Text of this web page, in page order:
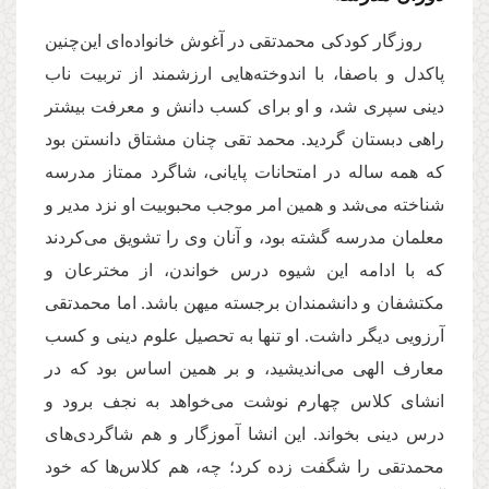
روزگار كودكى محمدتقى در آغوش خانواده‌اى این‌چنین
پاكدل و باصفا، با اندوخته‌هایى ارزشمند از تربیت ناب
دینى سپرى شد، و او براى كسب دانش و معرفت بیشتر
راهى دبستان گردید. محمد تقى چنان مشتاق دانستن بود
كه همه ساله در امتحانات پایانى، شاگرد ممتاز مدرسه
شناخته مى‌شد و همین امر موجب محبوبیت او نزد مدیر و
معلمان مدرسه گشته بود، و آنان وى را تشویق مى‌كردند
كه با ادامه این شیوه درس خواندن، از مخترعان و
مكتشفان و دانشمندان برجسته میهن باشد. اما محمدتقى
آرزویى دیگر داشت. او تنها به تحصیل علوم دینى و كسب
معارف الهى مى‌اندیشید، و بر همین اساس بود كه در
انشاى كلاس چهارم نوشت مى‌خواهد به نجف برود و
درس دینى بخواند. این انشا آموزگار و هم شاگردى‌هاى
محمدتقى را شگفت زده كرد؛ چه، هم كلاس‌ها كه خود